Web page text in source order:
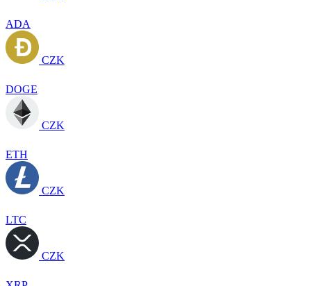
ADA
CZK
DOGE
CZK
ETH
CZK
LTC
CZK